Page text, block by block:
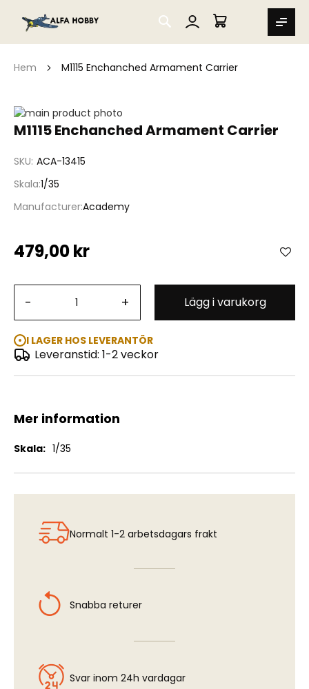
SEARCH
MIN VARUKORG
Hem M1115 Enchanched Armament Carrier
M1115 Enchanched Armament Carrier
SKU ACA-13415
Skala 1/35
ManufacturerAcademy
479,00 kr
- + Lägg i varukorg
I LAGER HOS LEVERANTÖR
Leveranstid: 1-2 veckor
Hoppa
till
bildgalleriet
M1115 Enchanched Armament Carrier
Hoppa
av
bildgalleriet
Mer information
Mer
1/35
Normalt 1-2 arbetsdagars frakt
Snabba returer
Svar inom 24h vardagar